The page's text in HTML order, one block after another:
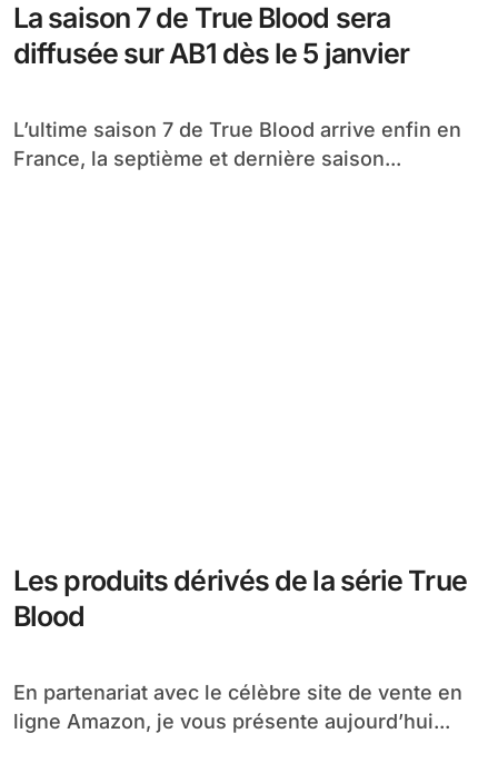
La saison 7 de True Blood sera
diffusée sur AB1 dès le 5 janvier
L’ultime saison 7 de True Blood arrive enfin en
France, la septième et dernière saison...
Les produits dérivés de la série True
Blood
En partenariat avec le célèbre site de vente en
ligne Amazon, je vous présente aujourd’hui...